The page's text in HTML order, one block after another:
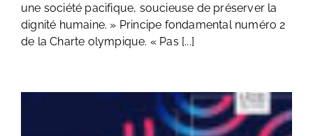
une société pacifique, soucieuse de préserver la
dignité humaine. » Principe fondamental numéro 2
de la Charte olympique. « Pas [...]